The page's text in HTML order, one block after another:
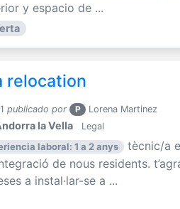
y espacio de ...
relocation
publicado por P Lorena Martinez
la Vella Legal
laboral: 1 a 2 anys
tècnic/a
de nous residents.
a instal·lar-se a ...